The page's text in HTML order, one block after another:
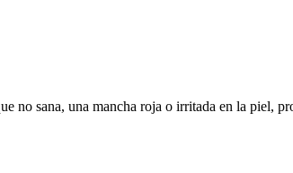
no sana, una mancha roja o irritada en la piel,